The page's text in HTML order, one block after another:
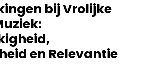
bij Vrolijke
en Relevantie